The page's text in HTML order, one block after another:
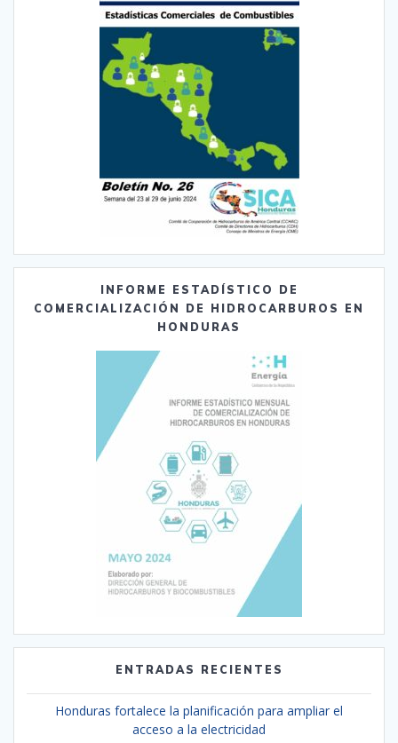
INFORME ESTADÍSTICO DE
COMERCIALIZACIÓN DE HIDROCARBUROS EN
HONDURAS
ENTRADAS RECIENTES
Honduras fortalece la planificación para ampliar el
acceso a la electricidad